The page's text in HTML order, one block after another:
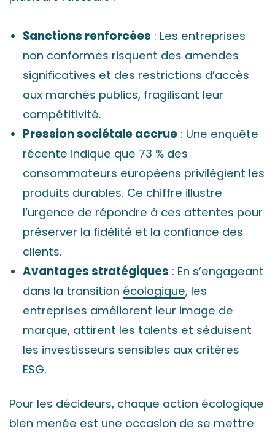
Sanctions renforcées : Les entreprises
non conformes risquent des amendes
significatives et des restrictions d’accès
aux marchés publics, fragilisant leur
compétitivité.
Pression sociétale accrue : Une enquête
récente indique que 73 % des
consommateurs européens privilégient les
produits durables. Ce chiffre illustre
l’urgence de répondre à ces attentes pour
préserver la fidélité et la confiance des
clients.
Avantages stratégiques : En s’engageant
dans la transition écologique, les
entreprises améliorent leur image de
marque, attirent les talents et séduisent
les investisseurs sensibles aux critères
ESG.
Pour les décideurs, chaque action écologique
bien menée est une occasion de se mettre